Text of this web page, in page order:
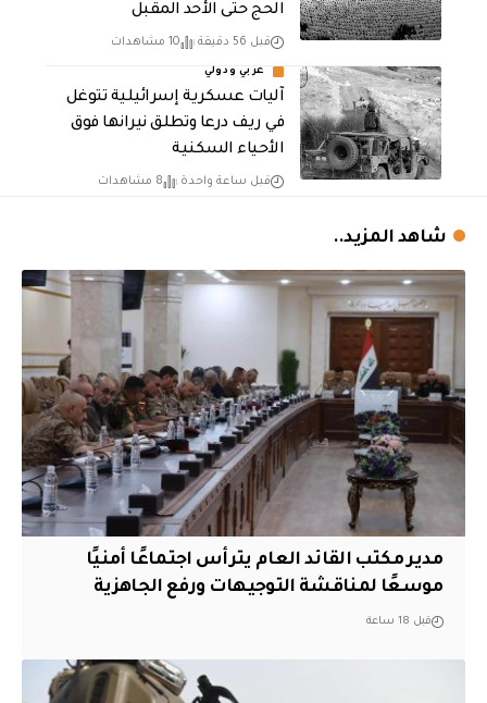
الحج حتى الأحد المقبل
قبل 56 دقيقة 10 مشاهدات
عربي ودولي
آليات عسكرية إسرائيلية تتوغل
في ريف درعا وتطلق نيرانها فوق
الأحياء السكنية
قبل ساعة واحدة 8 مشاهدات
شاهد المزيد..
مدير مكتب القائد العام يترأس اجتماعًا أمنيًا
موسعًا لمناقشة التوجيهات ورفع الجاهزية
قبل 18 ساعة